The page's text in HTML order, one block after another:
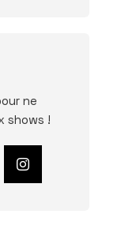
ne
shows !